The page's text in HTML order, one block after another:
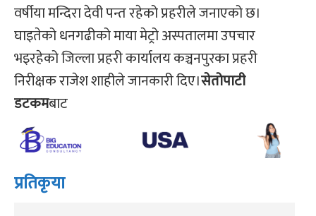
वर्षीया मन्दिरा देवी पन्त रहेको प्रहरीले जनाएको छ।
घाइतेको धनगढीको माया मेट्रो अस्पतालमा उपचार
भइरहेको जिल्ला प्रहरी कार्यालय कञ्चनपुरका प्रहरी
निरीक्षक राजेश शाहीले जानकारी दिए।सेतोपाटी
डटकमबाट
प्रतिकृया